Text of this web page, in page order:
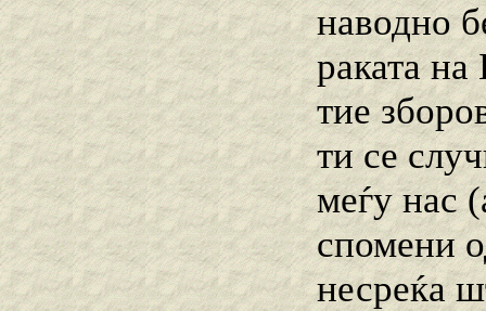
наводно
раката на
тие
ти се
меѓу нас
спомени
несреќа